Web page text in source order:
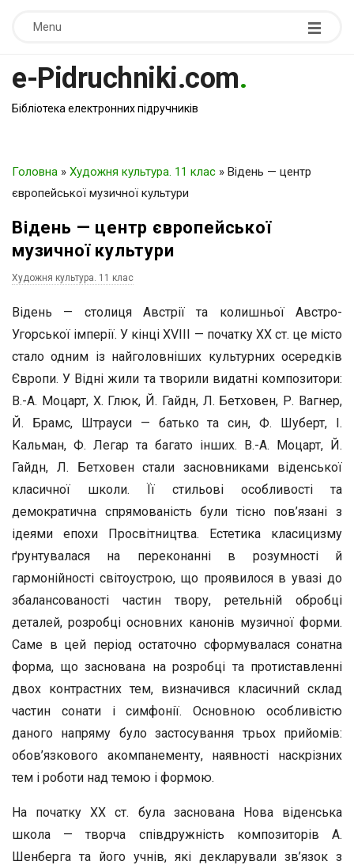
Menu
e-Pidruchniki.com.
Бібліотека електронних підручників
Головна » Художня культура. 11 клас » Відень — центр
європейської музичної культури
Відень — центр європейської
музичної культури
Художня культура. 11 клас
Відень — столиця Австрії та колишньої Австро-
Угорської імперії. У кінці XVIII — початку XX ст. це місто
стало одним із найголовніших культурних осередків
Європи. У Відні жили та творили видатні композитори:
В.-А. Моцарт, X. Глюк, Й. Гайдн, Л. Бетховен, Р. Вагнер,
Й. Брамс, Штрауси — батько та син, Ф. Шуберт, I.
Кальман, Ф. Легар та багато інших. В.-А. Моцарт, Й.
Гайдн, Л. Бетховен стали засновниками віденської
класичної школи. Її стильові особливості та
демократична спрямованість були тісно пов’язані з
ідеями епохи Просвітництва. Естетика класицизму
ґрунтувалася на переконанні в розумності й
гармонійності світоустрою, що проявилося в увазі до
збалансованості частин твору, ретельній обробці
деталей, розробці основних канонів музичної форми.
Саме в цей період остаточно сформувалася сонатна
форма, що заснована на розробці та протиставленні
двох контрастних тем, визначився класичний склад
частин сонати і симфонії. Основною особливістю
даного напряму було застосування трьох прийомів:
обов’язкового акомпанементу, наявності наскрізних
тем і роботи над темою і формою.
На початку XX ст. була заснована Нова віденська
школа — творча співдружність композиторів А.
Шенберга та його учнів, які декларували зв’язок з